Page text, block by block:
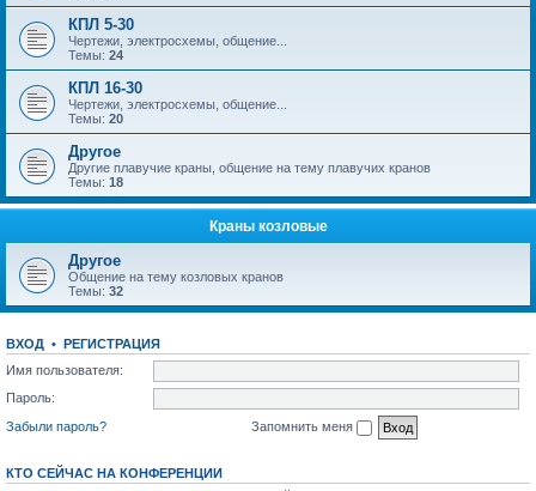
КПЛ 5-30
Чертежи, электросхемы, общение...
Темы: 24
КПЛ 16-30
Чертежи, электросхемы, общение...
Темы: 20
Другое
Другие плавучие краны, общение на тему плавучих кранов
Темы: 18
Краны козловые
Другое
Общение на тему козловых кранов
Темы: 32
ВХОД • РЕГИСТРАЦИЯ
Имя пользователя:
Пароль:
Забыли пароль?
Запомнить меня
КТО СЕЙЧАС НА КОНФЕРЕНЦИИ